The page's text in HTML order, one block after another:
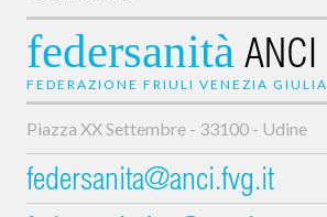
federsanità ANCI
FEDERAZIONE FRIULI VENEZIA GIULIA
Piazza XX Settembre - 33100 - Udine
federsanita@anci.fvg.it